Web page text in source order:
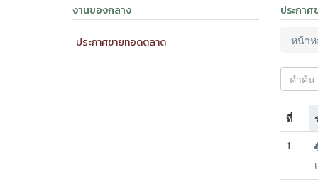
งานของกลาง
ประกาศขายทอดตลาด
ประกา
หน้า
ที่
1